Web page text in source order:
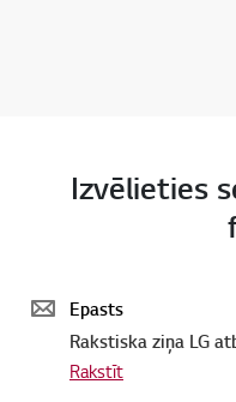
Izvēlieties
Epasts
Rakstiska ziņa LG
Rakstīt